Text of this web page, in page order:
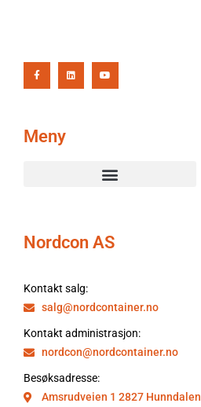
Meny
Nordcon AS
Kontakt salg:
salg@nordcontainer.no
Kontakt administrasjon:
nordcon@nordcontainer.no
Besøksadresse:
Amsrudveien 1 2827 Hunndalen